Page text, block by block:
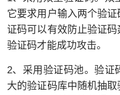
它要求用户输入两个验
证码可以有效防止验证
验证码才能成功攻击。
2、采用验证码池。验证
大的验证码库中随机抽